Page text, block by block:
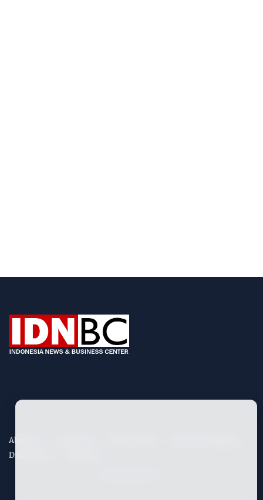
About Us
Disclaimers